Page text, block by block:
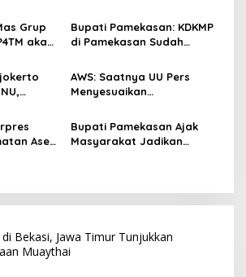
Lomba Siap Perkuat
Solidaritas Jurnalis DPRD
Grup
akan
Bupati Pamekasan: KDKMP
di Pamekasan Sudah
Selesai Akhir Juli 2026
AWS: Saatnya UU Pers
Menyesuaikan
Digital dan AI
Aset
Bupati Pamekasan Ajak
Masyarakat Jadikan
Bekasi, Jawa Timur Tunjukkan
Muaythai